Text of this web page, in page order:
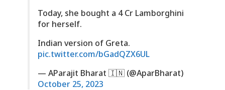
Today, she bought a 4 Cr Lamborghini
for herself.
Indian version of Greta.
pic.twitter.com/bGadQZX6UL
— AParajit Bharat 🇮🇳 (@AparBharat)
October 25, 2023